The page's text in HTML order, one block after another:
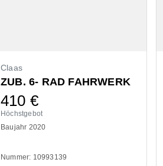
Claas
ZUB. 6- RAD FAHRWERK
410 €
Höchstgebot
Baujahr 2020
Nummer: 10993139